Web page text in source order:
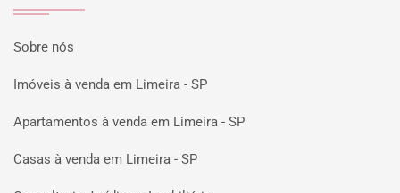
Sobre nós
Imóveis à venda em Limeira - SP
Apartamentos à venda em Limeira - SP
Casas à venda em Limeira - SP